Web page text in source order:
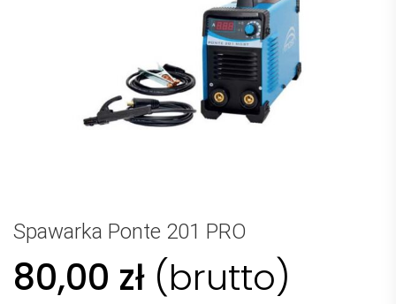
Spawarka Ponte 201 PRO
80,00 zł (brutto)